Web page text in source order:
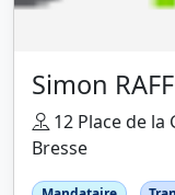
Simon
12 Place de
Bresse